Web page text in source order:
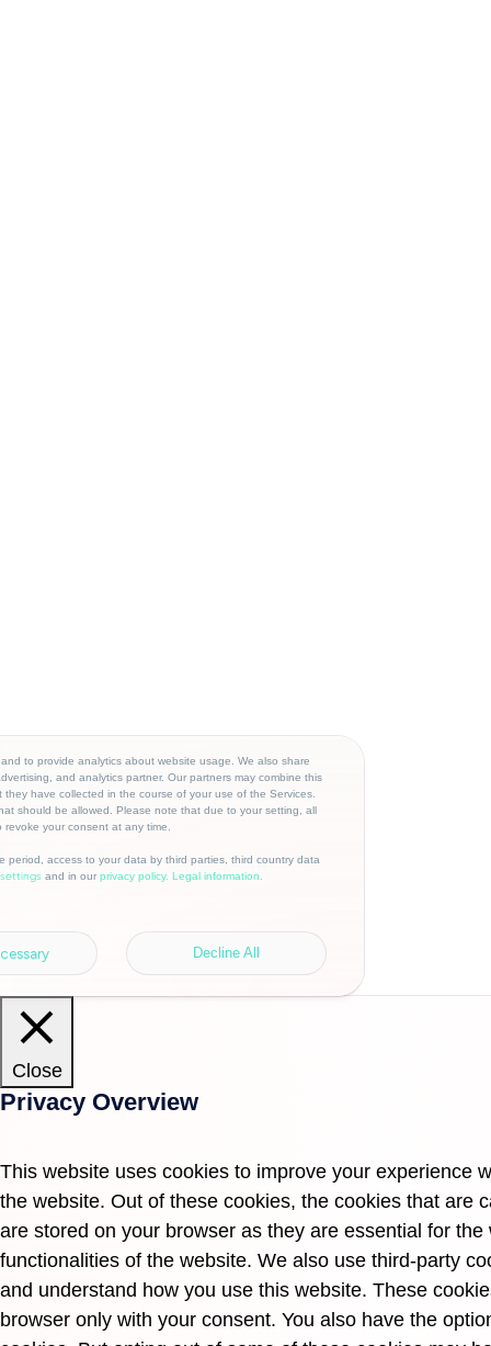
to provide analytics about website usage. We also share
and analytics partner. Our partners may combine this
have collected in the course of your use of the Services.
should be allowed. Please note that due to your setting, all
your consent at any time.
access to your data by third parties, third country data
and in our privacy policy. Legal information.
Decline All
Close
Privacy Overview
This website uses cookies to improve your experience
the website. Out of these cookies, the cookies that are
are stored on your browser as they are essential for the
functionalities of the website. We also use third-party
and understand how you use this website. These
browser only with your consent. You also have the